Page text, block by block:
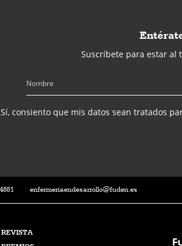
Suscríbete para estar al
Sí, consiento que mis datos sean tratados
enfermeriaendesarrollo@fuden.es
REVISTA